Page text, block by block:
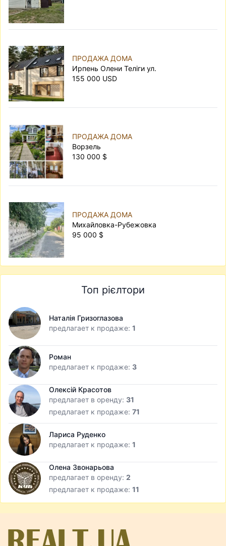
ПРОДАЖА ДОМА
Ирпень Олени Теліги ул.
155 000 USD
ПРОДАЖА ДОМА
Ворзель
130 000 $
ПРОДАЖА ДОМА
Михайловка-Рубежовка
95 000 $
Топ рієлтори
Наталія Гризоглазова
предлагает к продаже: 1
Роман
предлагает к продаже: 3
Олексій Красотов
предлагает в оренду: 31
предлагает к продаже: 71
Лариса Руденко
предлагает к продаже: 1
Олена Звонарьова
предлагает в оренду: 2
предлагает к продаже: 11